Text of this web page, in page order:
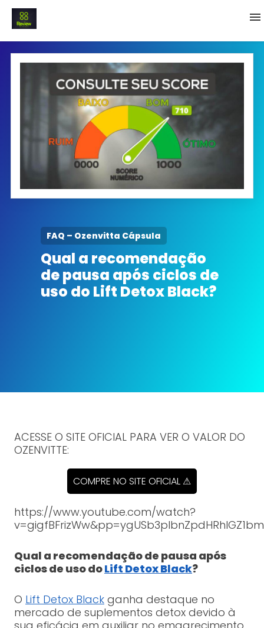
INICIO
Termo e Condições
Política Privacidade
SOBRE NÓS
FAQ – Ozenvitta Cápsula
Qual a recomendação
de pausa após ciclos de
uso do Lift Detox Black?
ACESSE O SITE OFICIAL PARA VER O VALOR DO
OZENVITTE:
COMPRE NO SITE OFICIAL ⚠
https://www.youtube.com/watch?
Qual a recomendação de pausa após
ciclos de uso doLift Detox Black?
O Lift Detox Blackganha destaque no
mercado de suplementos detox devido à